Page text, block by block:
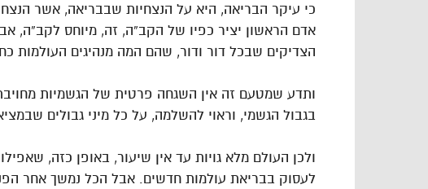
כי עיקר הבריאה, היא על הנצחיות שבבריאה, אשר
אדם הראשון יציר כפיו של הקב”ה, זה, מיוחס לקב”ה,
הצדיקים שבכל דור ודור, שהם המה מנהיגים העולמות
ותדע שמטעם זה אין השגחה פרטית של הגשמיות
בגבול הגשמי, וראוי להשלמה, על כל מיני גבולים
ולכן העולם מלא גויות עד אין שיעור, באופן כזה,
לעסוק בבריאת עולמות חדשים. אבל הכל נמשך אחר